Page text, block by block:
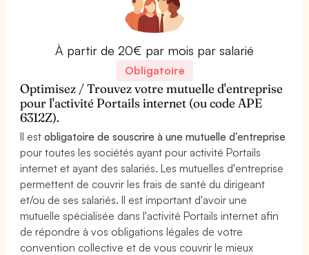
À partir de 20€ par mois par salarié
Obligatoire
Optimisez / Trouvez votre mutuelle d'entreprise
pour l'activité Portails internet (ou code APE
6312Z).
Il estobligatoire de souscrire à une mutuelle d'entreprise
pour toutes les sociétés ayant pour activité Portails
internet et ayant des salariés. Les mutuelles d'entreprise
permettent de couvrir les frais de santé du dirigeant
et/ou de ses salariés. Il est important d'avoir une
mutuelle spécialisée dans l'activité Portails internet afin
de répondre à vos obligations légales de votre
convention collective et de vous couvrir le mieux